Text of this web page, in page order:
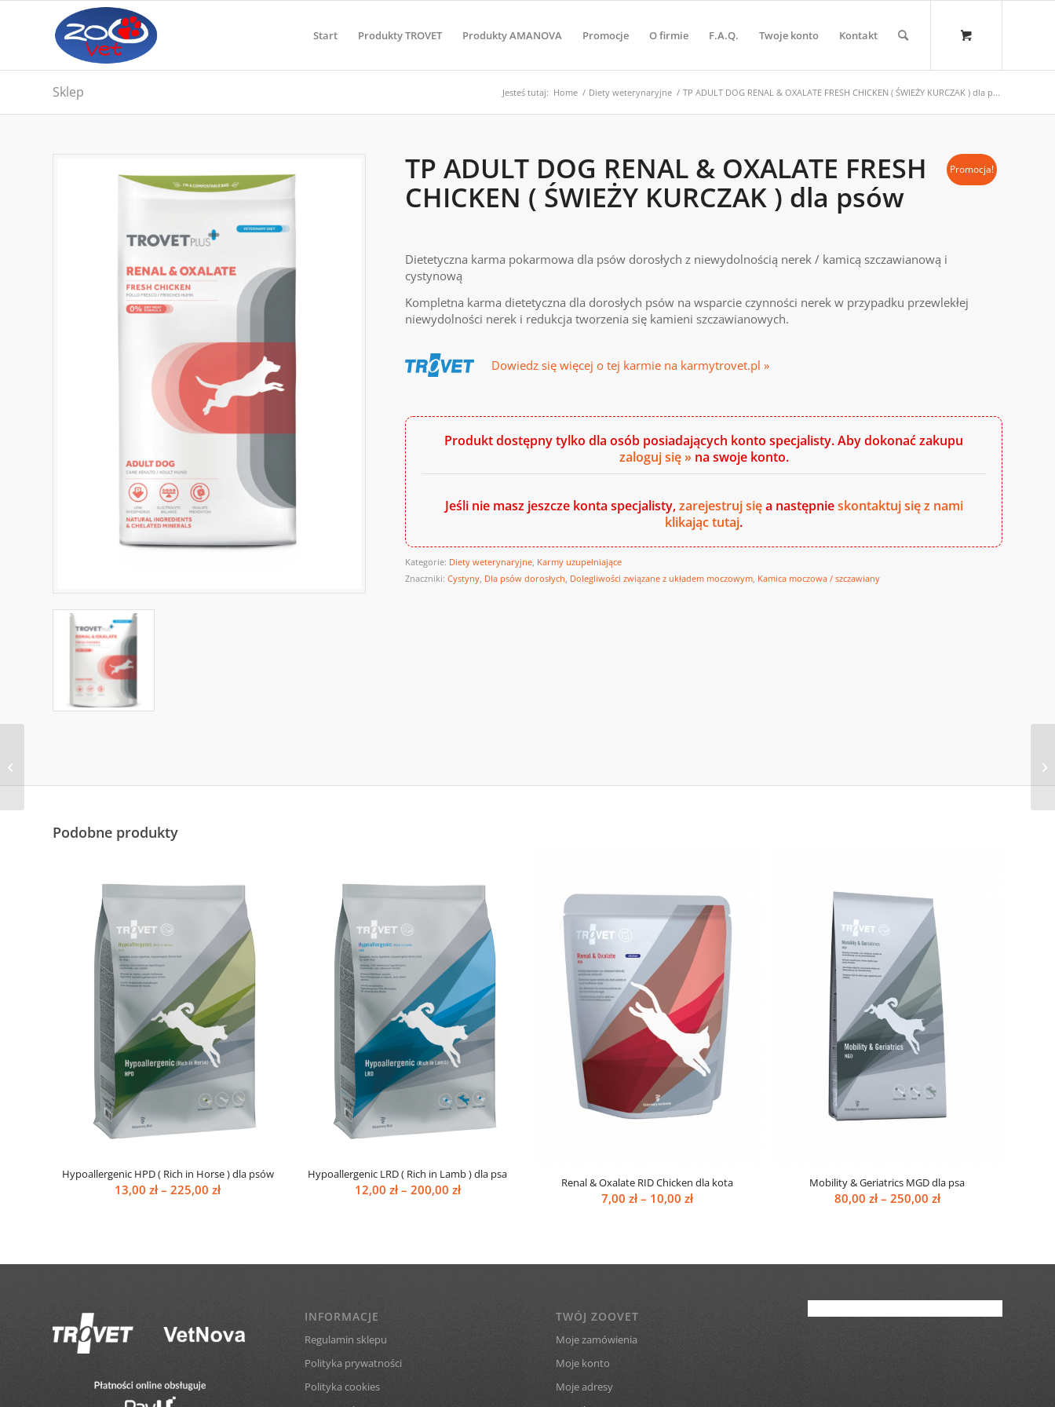
Start Produkty TROVET Produkty AMANOVA Promocje O firmie F.A.Q. Twoje konto Kontakt
Sklep Jesteś tutaj: Home / Diety weterynaryjne / TP ADULT DOG RENAL & OXALATE FRESH CHICKEN ( ŚWIEŻY KURCZAK ) dla p...
Promocja!
TP ADULT DOG RENAL & OXALATE FRESH
CHICKEN ( ŚWIEŻY KURCZAK ) dla psów
Dietetyczna karma pokarmowa dla psów dorosłych z niewydolnością nerek / kamicą szczawianową i
cystynową
Kompletna karma dietetyczna dla dorosłych psów na wsparcie czynności nerek w przypadku przewlekłej
niewydolności nerek i redukcja tworzenia się kamieni szczawianowych.
Dowiedz się więcej o tej karmie na karmytrovet.pl »
Produkt dostępny tylko dla osób posiadających konto specjalisty. Aby dokonać zakupu
zaloguj się »na swoje konto.
Jeśli nie masz jeszcze konta specjalisty,zarejestruj sięa następnieskontaktuj się z nami
klikając tutaj.
Kategorie: Diety weterynaryjne Karmy uzupełniające
Znaczniki:Cystyny Dla psów dorosłych Dolegliwości związane z układem moczowym Kamica moczowa / szczawiany
Podobne produkty
Hypoallergenic HPD ( Rich in Horse ) dla psów
13,00zł – 225,00złZakres
do
Hypoallergenic LRD ( Rich in Lamb ) dla psa
12,00 zł – 200,00 złZakres
do
Renal & Oxalate RID Chicken dla kota
7,00zł – 10,00złZakres
Mobility & Geriatrics MGD dla psa
80,00 zł – 250,00 złZakres
INFORMACJE
Regulamin sklepu
Polityka prywatności
Polityka cookies
TWÓJ ZOOVET
Moje zamówienia
Moje konto
Moje adresy